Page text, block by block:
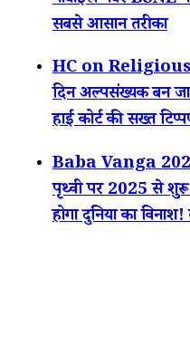
सबसे आसान तरीका
HC on
दिन अल्पसंख्यक बन
हाई कोर्ट की सख्त
Baba Vanga
पृथ्वी पर 2025 से शुरू
होगा दुनिया का